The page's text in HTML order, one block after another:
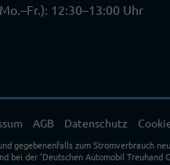
12:30–13:00 Uhr
AGB Datenschutz
gegebenenfalls zum Stromverbrauch
bei der 'Deutschen Automobil